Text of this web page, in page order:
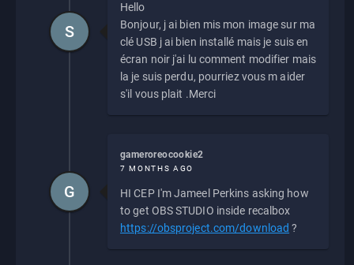
Hello
Bonjour, j ai bien mis mon image sur ma
clé USB j ai bien installé mais je suis en
écran noir j'ai lu comment modifier mais
la je suis perdu, pourriez vous m aider
s'il vous plait .Merci
S
gameroreocookie2
7 MONTHS AGO
HI CEP I'm Jameel Perkins asking how
to get OBS STUDIO inside recalbox
https://obsproject.com/download ?
G